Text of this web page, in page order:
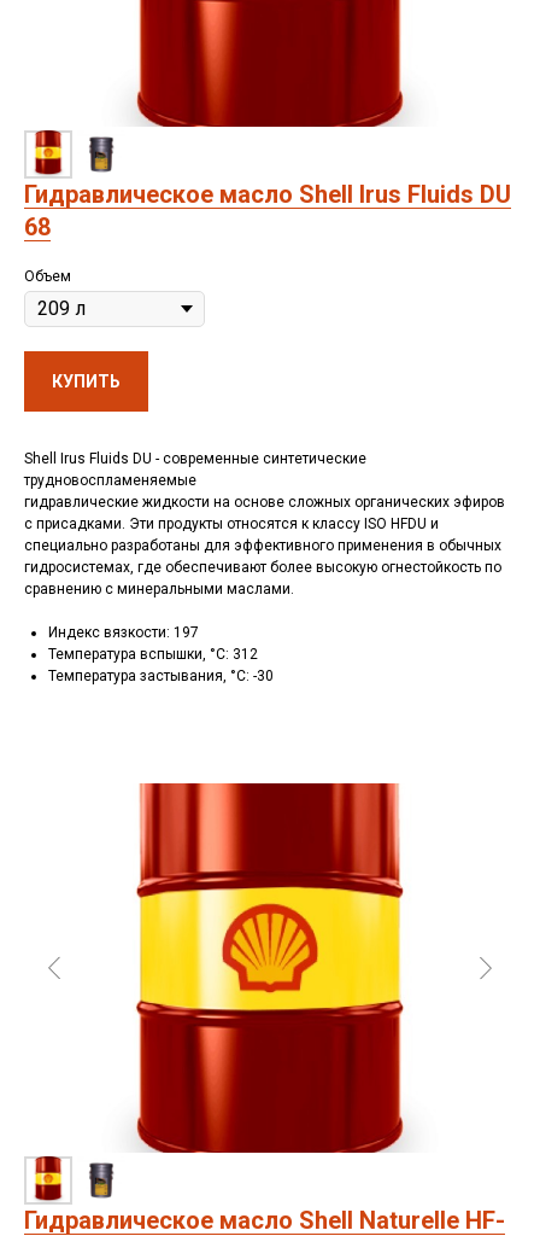
Гидравлическое масло Shell Irus Fluids DU
68
Объем
КУПИТЬ
Shell Irus Fluids DU - современные синтетические
трудновоспламеняемые
гидравлические жидкости на основе сложных органических эфиров
с присадками. Эти продукты относятся к классу ISO HFDU и
специально разработаны для эффективного применения в обычных
гидросистемах, где обеспечивают более высокую огнестойкость по
сравнению с минеральными маслами.
Индекс вязкости: 197
Температура вспышки, °C: 312
Температура застывания, °C: -30
Гидравлическое масло Shell Naturelle HF-